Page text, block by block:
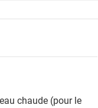
chaude (pour le